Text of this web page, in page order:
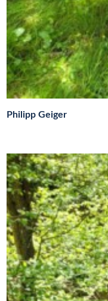
Philipp Geiger